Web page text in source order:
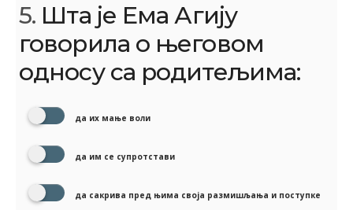
5. Шта је Ема Агију
говорила о његовом
односу са родитељима:
да их мање воли
да им се супротстави
да сакрива пред њима своја размишљања и поступке